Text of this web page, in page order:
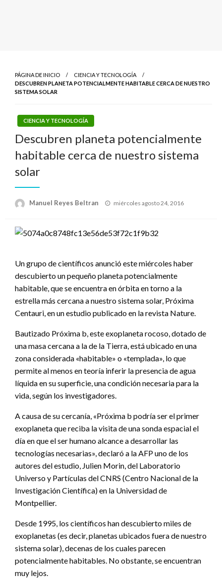
PÁGINA DE INICIO
CIENCIA Y TECNOLOGÍA
DESCUBREN PLANETA POTENCIALMENTE HABITABLE CERCA DE NUESTRO
SISTEMA SOLAR
CIENCIA Y TECNOLOGÍA
Descubren planeta potencialmente
habitable cerca de nuestro sistema
solar
Manuel Reyes Beltran
Publicado
miércoles agosto 24, 2016
Un grupo de científicos anunció este miércoles haber
descubierto un pequeño planeta potencialmente
habitable, que se encuentra en órbita en torno a la
estrella más cercana a nuestro sistema solar, Próxima
Centauri, en un estudio publicado en la revista Nature.
Bautizado Próxima b, este exoplaneta rocoso, dotado de
una masa cercana a la de la Tierra, está ubicado en una
zona considerada «habitable» o «templada», lo que
permite al menos en teoría inferir la presencia de agua
líquida en su superficie, una condición necesaria para la
vida, según los investigadores.
A causa de su cercanía, «Próxima b podría ser el primer
exoplaneta que reciba la visita de una sonda espacial el
día en que el ser humano alcance a desarrollar las
tecnologías necesarias», declaró a la AFP uno de los
autores del estudio, Julien Morin, del Laboratorio
Universo y Partículas del CNRS (Centro Nacional de la
Investigación Científica) en la Universidad de
Montpellier.
Desde 1995, los científicos han descubierto miles de
exoplanetas (es decir, planetas ubicados fuera de nuestro
sistema solar), decenas de los cuales parecen
potencialmente habitables. No obstante, se encuentran
muy lejos.